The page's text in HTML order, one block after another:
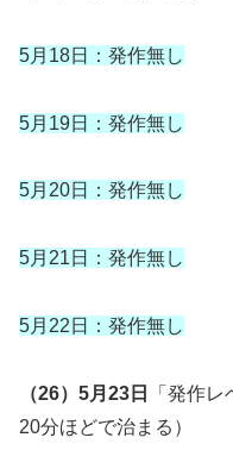
5月18日：発作無し
5月19日：発作無し
5月20日：発作無し
5月21日：発作無し
5月22日：発作無し
（26）5月23日 「発作レ
20分ほどで治まる）